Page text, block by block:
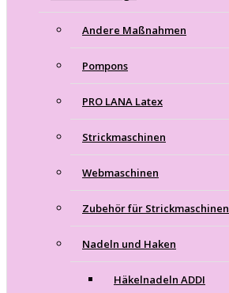
Andere Maßnahmen
Pompons
PRO LANA Latex
Strickmaschinen
Webmaschinen
Zubehör für Strickmaschinen
Nadeln und Haken
Häkelnadeln ADDI